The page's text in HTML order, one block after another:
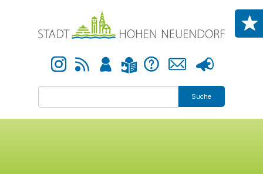
Instagram Newsfeed Anmelden Leichte Sprache Hilfe Kontakt Presse
Suche